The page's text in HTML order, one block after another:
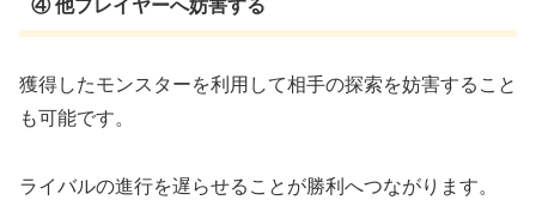
④ 他プレイヤーへ妨害する
獲得したモンスターを利用して相手の探索を妨害すること
も可能です。
ライバルの進行を遅らせることが勝利へつながります。